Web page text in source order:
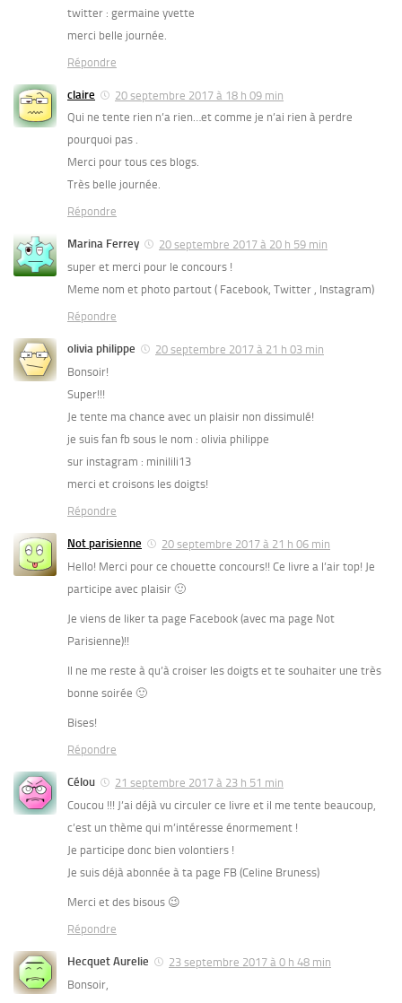
twitter : germaine yvette
merci belle journée.
Répondre
claire
20 septembre 2017 à 18 h 09 min
Qui ne tente rien n’a rien…et comme je n’ai rien à perdre
pourquoi pas .
Merci pour tous ces blogs.
Très belle journée.
Répondre
Marina Ferrey
20 septembre 2017 à 20 h 59 min
super et merci pour le concours !
Meme nom et photo partout ( Facebook, Twitter , Instagram)
Répondre
olivia philippe
20 septembre 2017 à 21 h 03 min
Bonsoir!
Super!!!
Je tente ma chance avec un plaisir non dissimulé!
je suis fan fb sous le nom : olivia philippe
sur instagram : minilili13
merci et croisons les doigts!
Répondre
Not parisienne
20 septembre 2017 à 21 h 06 min
Hello! Merci pour ce chouette concours!! Ce livre a l’air top! Je
participe avec plaisir 🙂
Je viens de liker ta page Facebook (avec ma page Not
Parisienne)!!
Il ne me reste à qu’à croiser les doigts et te souhaiter une très
bonne soirée 🙂
Bises!
Répondre
Célou
21 septembre 2017 à 23 h 51 min
Coucou !!! J’ai déjà vu circuler ce livre et il me tente beaucoup,
c’est un thème qui m’intéresse énormement !
Je participe donc bien volontiers !
Je suis déjà abonnée à ta page FB (Celine Bruness)
Merci et des bisous 😉
Répondre
Hecquet Aurelie
23 septembre 2017 à 0 h 48 min
Bonsoir,